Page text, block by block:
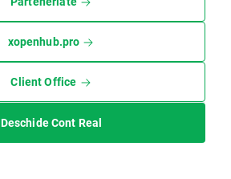
xopenhub.pro
Client Office
Deschide Cont Real